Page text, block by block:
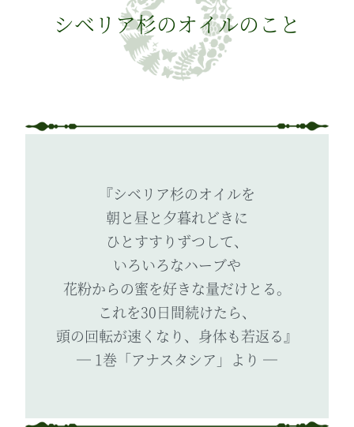
シベリア杉のオイルのこと
『シベリア杉のオイルを
朝と昼と夕暮れどきに
ひとすすりずつして、
いろいろなハーブや
花粉からの蜜を好きな量だけとる。
これを30日間続けたら、
頭の回転が速くなり、 身体も若返る』
― 1巻「アナスタシア」より ―